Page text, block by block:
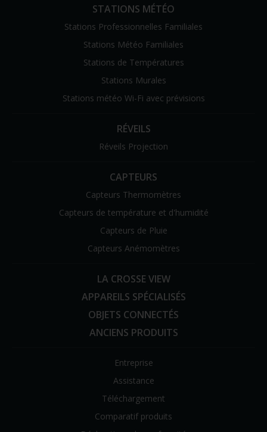
STATIONS MÉTÉO
Stations Professionnelles Familiales
Stations Météo Familiales
Stations de Températures
Stations Murales
Stations météo Wi-Fi avec prévisions
RÉVEILS
Réveils Projection
CAPTEURS
Capteurs Thermomètres
Capteurs de température et d'humidité
Capteurs de Pluie
Capteurs Anémomètres
LA CROSSE VIEW
APPAREILS SPÉCIALISÉS
OBJETS CONNECTÉS
ANCIENS PRODUITS
Entreprise
Assistance
Téléchargement
Comparatif produits